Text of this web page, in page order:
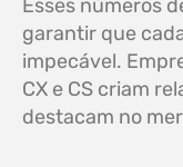
Esses números
garantir que
impecável.
CX e CS criam
destacam no